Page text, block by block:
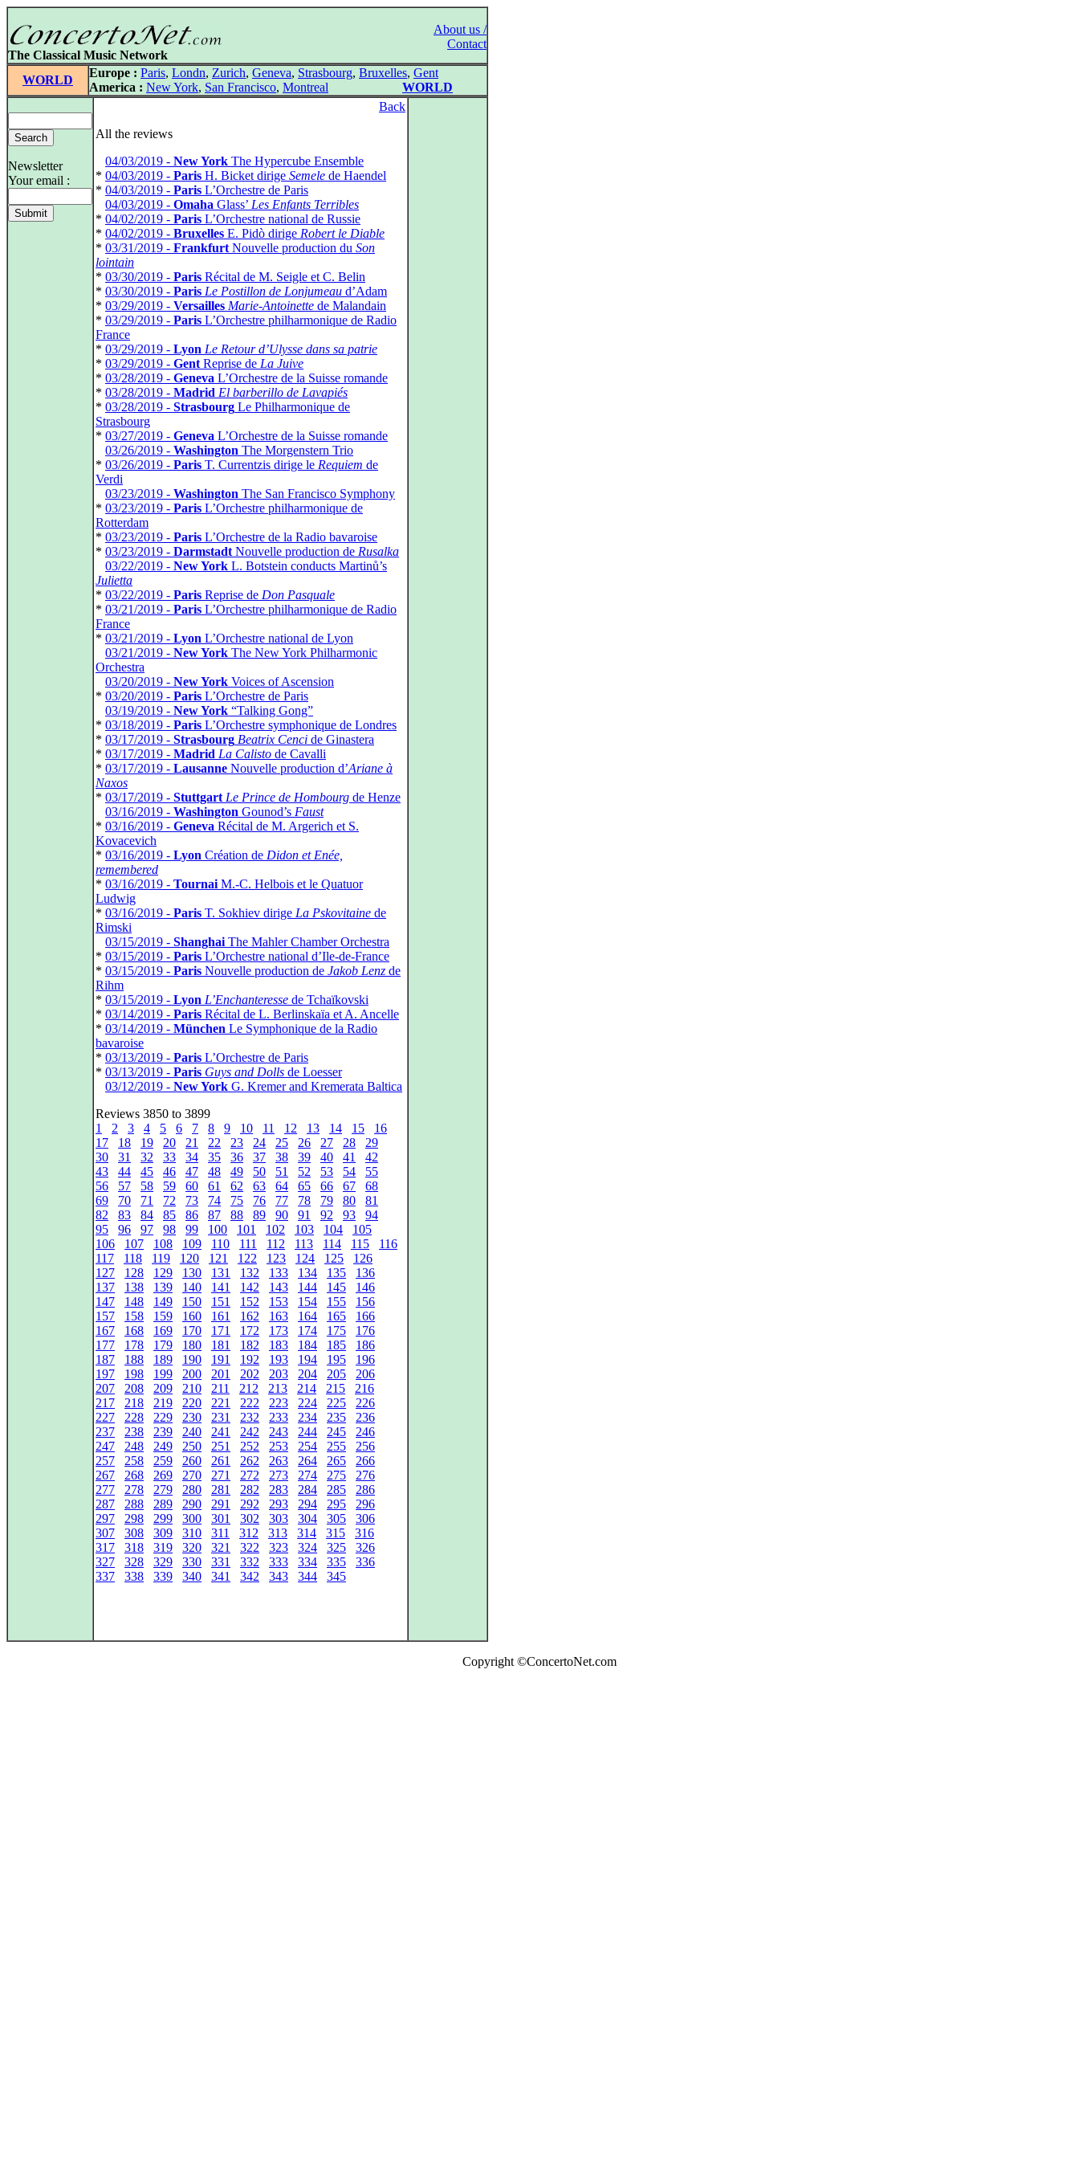
About us /
Contact
The Classical Music Network
WORLD
Europe : Paris, Londn, Zurich, Geneva, Strasbourg, Bruxelles, Gent
America : New York, San Francisco, Montreal WORLD
Newsletter
Your email :
Back
All the reviews
04/03/2019 - New York The Hypercube Ensemble
* 04/03/2019 - Paris H. Bicket dirige Semele de Haendel
* 04/03/2019 - Paris L’Orchestre de Paris
04/03/2019 - Omaha Glass’ Les Enfants Terribles
* 04/02/2019 - Paris L’Orchestre national de Russie
* 04/02/2019 - Bruxelles E. Pidò dirige Robert le Diable
* 03/31/2019 - Frankfurt Nouvelle production du Son
lointain
* 03/30/2019 - Paris Récital de M. Seigle et C. Belin
* 03/30/2019 - Paris Le Postillon de Lonjumeau d’Adam
* 03/29/2019 - Versailles Marie-Antoinette de Malandain
* 03/29/2019 - Paris L’Orchestre philharmonique de Radio
France
* 03/29/2019 - Lyon Le Retour d’Ulysse dans sa patrie
* 03/29/2019 - Gent Reprise de La Juive
* 03/28/2019 - Geneva L’Orchestre de la Suisse romande
* 03/28/2019 - Madrid El barberillo de Lavapiés
* 03/28/2019 - Strasbourg Le Philharmonique de
Strasbourg
* 03/27/2019 - Geneva L’Orchestre de la Suisse romande
03/26/2019 - Washington The Morgenstern Trio
* 03/26/2019 - Paris T. Currentzis dirige le Requiem de
Verdi
03/23/2019 - Washington The San Francisco Symphony
* 03/23/2019 - Paris L’Orchestre philharmonique de
Rotterdam
* 03/23/2019 - Paris L’Orchestre de la Radio bavaroise
* 03/23/2019 - Darmstadt Nouvelle production de Rusalka
03/22/2019 - New York L. Botstein conducts Martinů’s
Julietta
* 03/22/2019 - Paris Reprise de Don Pasquale
* 03/21/2019 - Paris L’Orchestre philharmonique de Radio
France
* 03/21/2019 - Lyon L’Orchestre national de Lyon
03/21/2019 - New York The New York Philharmonic
Orchestra
03/20/2019 - New York Voices of Ascension
* 03/20/2019 - Paris L’Orchestre de Paris
03/19/2019 - New York “Talking Gong”
* 03/18/2019 - Paris L’Orchestre symphonique de Londres
* 03/17/2019 - Strasbourg Beatrix Cenci de Ginastera
* 03/17/2019 - Madrid La Calisto de Cavalli
* 03/17/2019 - Lausanne Nouvelle production d’Ariane à
Naxos
* 03/17/2019 - Stuttgart Le Prince de Hombourg de Henze
03/16/2019 - Washington Gounod’s Faust
* 03/16/2019 - Geneva Récital de M. Argerich et S.
Kovacevich
* 03/16/2019 - Lyon Création de Didon et Enée,
remembered
* 03/16/2019 - Tournai M.-C. Helbois et le Quatuor
Ludwig
* 03/16/2019 - Paris T. Sokhiev dirige La Pskovitaine de
Rimski
03/15/2019 - Shanghai The Mahler Chamber Orchestra
* 03/15/2019 - Paris L’Orchestre national d’Ile-de-France
* 03/15/2019 - Paris Nouvelle production de Jakob Lenz de
Rihm
* 03/15/2019 - Lyon L’Enchanteresse de Tchaïkovski
* 03/14/2019 - Paris Récital de L. Berlinskaïa et A. Ancelle
* 03/14/2019 - München Le Symphonique de la Radio
bavaroise
* 03/13/2019 - Paris L’Orchestre de Paris
* 03/13/2019 - Paris Guys and Dolls de Loesser
03/12/2019 - New York G. Kremer and Kremerata Baltica
Reviews 3850 to 3899
1
2 3 4 5 6 7 8 9 10 11 12 13 14 15
16
17
18 19 20 21 22 23 24 25 26 27 28
29
30
31 32 33 34 35 36 37 38 39 40 41
42
43
44 45 46 47 48 49 50 51 52 53 54
55
56
57 58 59 60 61 62 63 64 65 66 67
68
69
70 71 72 73 74 75 76 77 78 79 80
81
82
83 84 85 86 87 88 89 90 91 92 93
94
95
96 97 98 99 100 101 102 103 104
105
106
107 108 109 110 111 112 113 114 115
116
117
118 119 120 121 122 123 124 125
126
127
128 129 130 131 132 133 134 135
136
137
138 139 140 141 142 143 144 145
146
147
148 149 150 151 152 153 154 155
156
157
158 159 160 161 162 163 164 165
166
167
168 169 170 171 172 173 174 175
176
177
178 179 180 181 182 183 184 185
186
187
188 189 190 191 192 193 194 195
196
197
198 199 200 201 202 203 204 205
206
207
208 209 210 211 212 213 214 215
216
217
218 219 220 221 222 223 224 225
226
227
228 229 230 231 232 233 234 235
236
237
238 239 240 241 242 243 244 245
246
247
248 249 250 251 252 253 254 255
256
257
258 259 260 261 262 263 264 265
266
267
268 269 270 271 272 273 274 275
276
277
278 279 280 281 282 283 284 285
286
287
288 289 290 291 292 293 294 295
296
297
298 299 300 301 302 303 304 305
306
307
308 309 310 311 312 313 314 315
316
317
318 319 320 321 322 323 324 325
326
327
328 329 330 331 332 333 334 335
336
337
338 339 340 341 342 343 344 345
Copyright ©ConcertoNet.com